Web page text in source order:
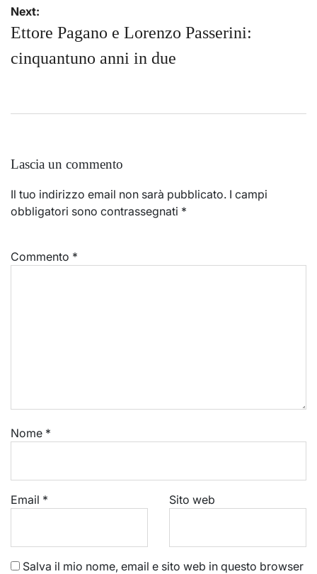
Next:
Ettore Pagano e Lorenzo Passerini:
cinquantuno anni in due
Lascia un commento
Il tuo indirizzo email non sarà pubblicato. I campi
obbligatori sono contrassegnati *
Commento *
Nome *
Email * Sito web
Salva il mio nome, email e sito web in questo browser